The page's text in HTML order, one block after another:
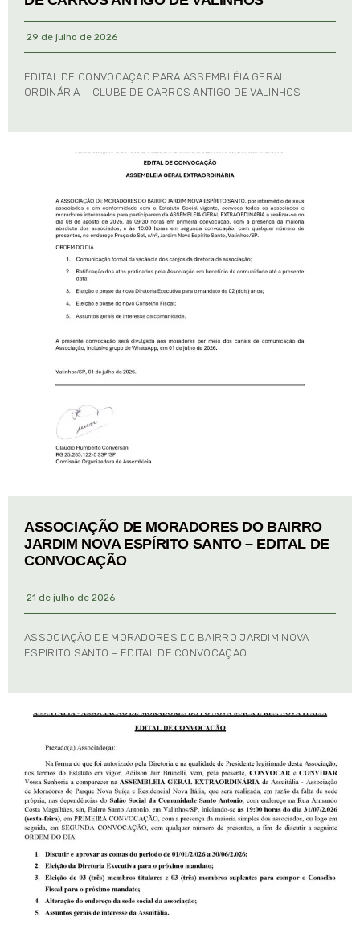
29 de julho de 2026
EDITAL DE CONVOCAÇÃO PARA ASSEMBLÉIA GERAL
ORDINÁRIA – CLUBE DE CARROS ANTIGO DE VALINHOS
ASSOCIAÇÃO DE MORADORES DO BAIRRO
JARDIM NOVA ESPÍRITO SANTO – EDITAL DE
CONVOCAÇÃO
21 de julho de 2026
ASSOCIAÇÃO DE MORADORES DO BAIRRO JARDIM NOVA
ESPÍRITO SANTO – EDITAL DE CONVOCAÇÃO